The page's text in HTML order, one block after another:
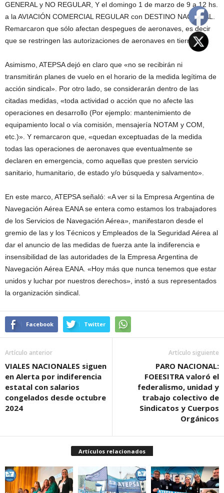
GENERAL y NO REGULAR, Y el domingo 1 de marzo de 9 a 12 hs.
a la AVIACIÓN COMERCIAL REGULAR con DESTINO NACIONAL.
Remarcaron que sólo afectan despegues de aeronaves, es decir
que se restringen las autorizaciones de aeronaves en tierra.
Asimismo, ATEPSA dejó en claro que «no se recibirán ni
transmitirán planes de vuelo en el horario de la medida legítima de
acción sindical». Por otro lado, se considerarán dentro de las
citadas medidas, «toda actividad o acción que no afecte las
operaciones en desarrollo (Por ejemplo: mantenimiento de
equipamiento local o vía comisión, mensajería NOTAM y COM,
etc.)». Y remarcaron que, «quedan exceptuadas de la medida
todas las operaciones de aeronaves que eventualmente se
declaren en emergencia, como aquellas que presten servicio
sanitario, humanitario, de estado y/o búsqueda y salvamento».
En este marco, ATEPSA señaló: «A ver si la Empresa Argentina de
Navegación Aérea EANA se entera como estamos los trabajadores
de los Servicios de Navegación Aérea», manifestaron desde el
gremio de las y los Técnicos y Empleados de la Seguridad Aérea al
dar el anuncio de las medidas de fuerza ante la indiferencia e
insensibilidad de las autoridades de la Empresa Argentina de
Navegación Aérea EANA. «Hoy más que nunca tenemos que estar
unidos y luchar por nuestros derechos», instó a sus representados
la organización sindical.
Facebook Twitter
Artículo anterior
VIALES NACIONALES siguen
en Alerta por indiferencia
estatal con salarios
congelados desde octubre
2024
Artículo siguiente
PARO NACIONAL:
FOEESITRA valoró el
federalismo, unidad y
trabajo colectivo de
Sindicatos y Cuerpos
Orgánicos
Artículos relacionados